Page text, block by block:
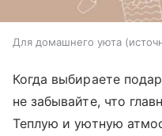
Для домашнего уюта
Когда выбираете
не забывайте, что
Теплую и уютную